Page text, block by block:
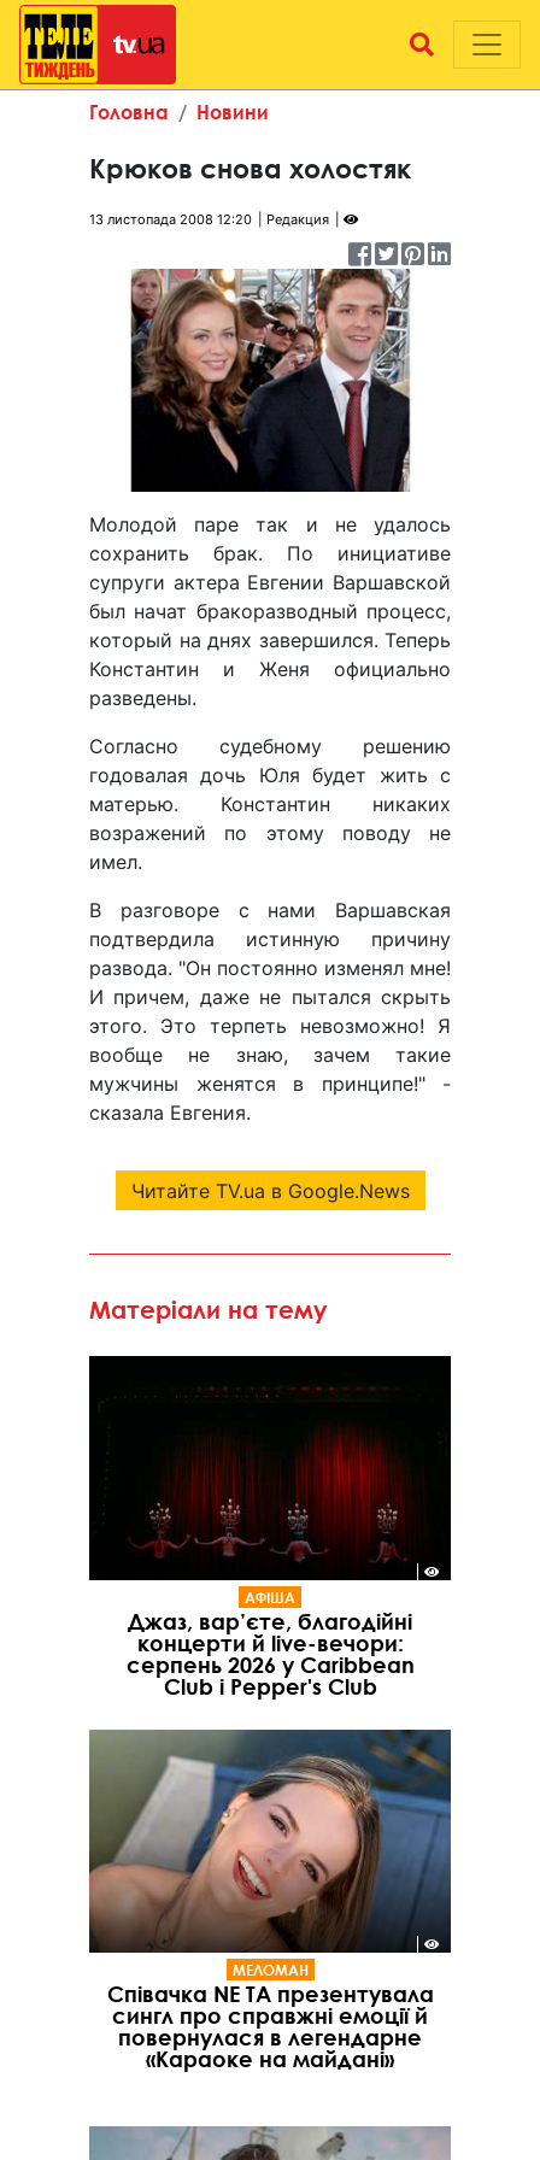
Головна Новини
Крюков снова холостяк
13 листопада 2008 12:20 Редакция
Молодой паре так и не удалось
сохранить брак. По инициативе
супруги актера Евгении Варшавской
был начат бракоразводный процесс,
который на днях завершился. Теперь
Константин и Женя официально
разведены.
Согласно судебному решению
годовалая дочь Юля будет жить с
матерью. Константин никаких
возражений по этому поводу не
имел.
В разговоре с нами Варшавская
подтвердила истинную причину
развода. "Он постоянно изменял мне!
И причем, даже не пытался скрыть
этого. Это терпеть невозможно! Я
вообще не знаю, зачем такие
мужчины женятся в принципе!" -
сказала Евгения.
Читайте TV.ua в Google.News
Матеріали на тему
АФІША
Джаз, вар’єте, благодійні
концерти й live-вечори:
серпень 2026 у Caribbean
Club і Pepper's Club
МЕЛОМАН
Співачка NE TA презентувала
сингл про справжні емоції й
повернулася в легендарне
«Караоке на майдані»